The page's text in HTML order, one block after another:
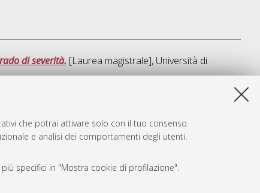
che potrai attivare solo con il tuo consenso.
e analisi dei comportamenti degli utenti.
specifici in "Mostra cookie di profilazione".
di severità. [Laurea magistrale], Università di
lista e' stata generata il Sun Aug 9 11:56:54 2026 CEST